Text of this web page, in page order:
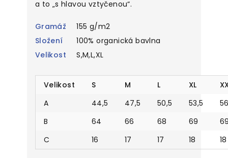
a to „s hlavou vztyčenou“.
Gramáž
155 g/m2
Složení
100% organická bavlna
Velikost
S,M,L,XL
Velikost S M L XL
A
44,5 47,5 50,5 53,5
B
64 66 68 69
C
16 17 17 18 18